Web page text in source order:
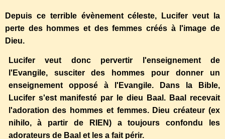
Depuis ce terrible évènement céleste, Lucifer veut la
perte des hommes et des femmes créés à l'image de
Dieu.
Lucifer veut donc pervertir l'enseignement de
l'Evangile, susciter des hommes pour donner un
enseignement opposé à l'Evangile. Dans la Bible,
Lucifer s'est manifesté par le dieu Baal. Baal recevait
l'adoration des hommes et femmes. Dieu créateur (ex
nihilo, à partir de RIEN) a toujours confondu les
adorateurs de Baal et les a fait périr.